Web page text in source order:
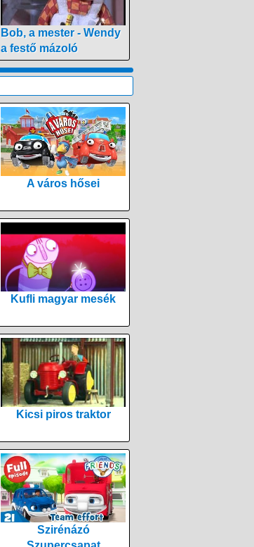
Bob, a mester - Wendy
a festő mázoló
A város hősei
Kufli magyar mesék
Kicsi piros traktor
Szirénázó